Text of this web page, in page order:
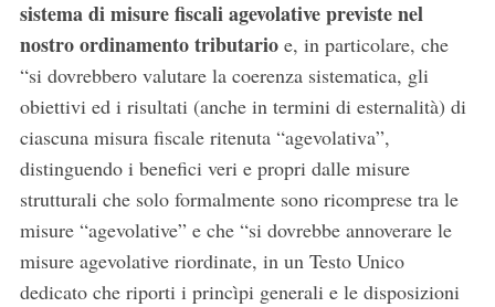
sistema di misure fiscali agevolative previste nel
nostro ordinamento tributarioe, in particolare, che
“si dovrebbero valutare la coerenza sistematica, gli
obiettivi ed i risultati (anche in termini di esternalità) di
ciascuna misura fiscale ritenuta “agevolativa”,
distinguendo i benefici veri e propri dalle misure
strutturali che solo formalmente sono ricomprese tra le
misure “agevolative” e che “si dovrebbe annoverare le
misure agevolative riordinate, in un Testo Unico
dedicato che riporti i princìpi generali e le disposizioni